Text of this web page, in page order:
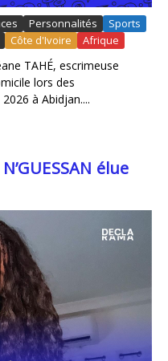
Personnalités
Sports
Côte d'Ivoire Afrique
TAHÉ, escrimeuse
lors des
à Abidjan....
élue